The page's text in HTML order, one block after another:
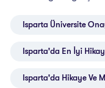
Isparta Üniversite
Isparta'da En İyi
Isparta'da Hikaye Ve